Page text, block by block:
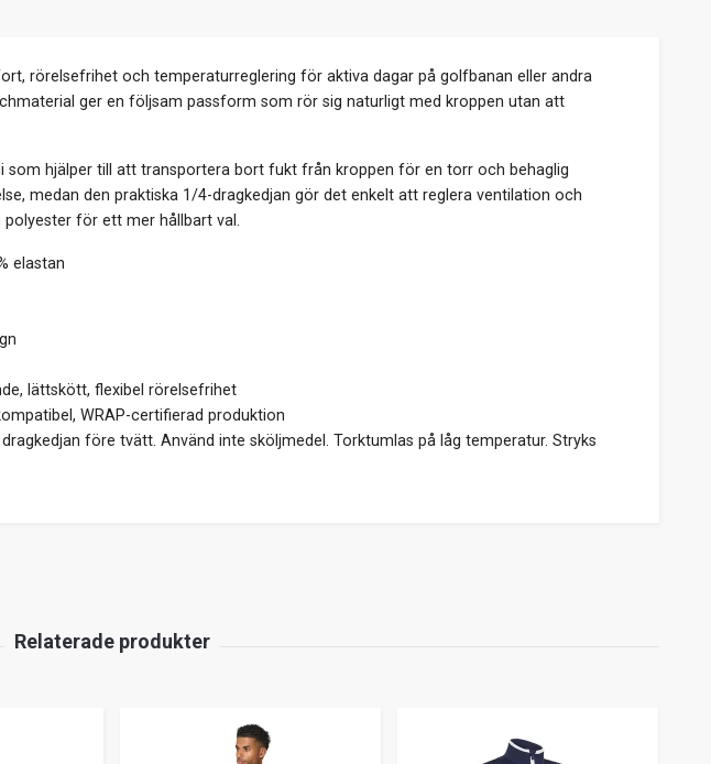
rörelsefrihet och temperaturreglering för aktiva dagar på golfbanan eller andra
ger en följsam passform som rör sig naturligt med kroppen utan att
som hjälper till att transportera bort fukt från kroppen för en torr och behaglig
medan den praktiska 1/4-dragkedjan gör det enkelt att reglera ventilation och
för ett mer hållbart val.
elastan
lättskött, flexibel rörelsefrihet
WRAP-certifierad produktion
före tvätt. Använd inte sköljmedel. Torktumlas på låg temperatur. Stryks